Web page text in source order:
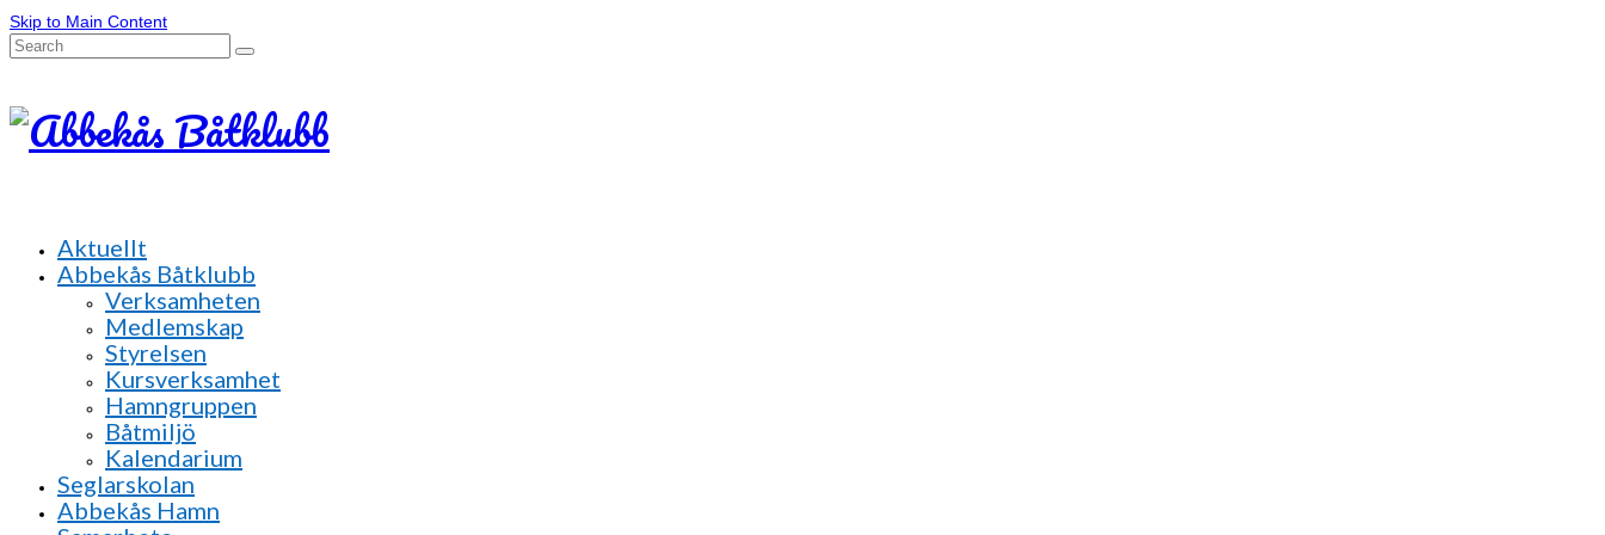
Skip to Main Content
Search
Aktuellt
Abbekås Båtklubb
Verksamheten
Medlemskap
Styrelsen
Kursverksamhet
Hamngruppen
Båtmiljö
Kalendarium
Seglarskolan
Abbekås Hamn